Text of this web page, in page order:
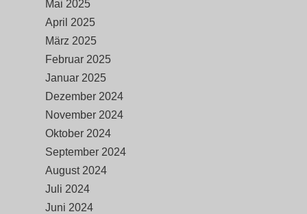
Mai 2025
April 2025
März 2025
Februar 2025
Januar 2025
Dezember 2024
November 2024
Oktober 2024
September 2024
August 2024
Juli 2024
Juni 2024